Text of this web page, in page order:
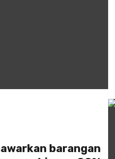
barangan